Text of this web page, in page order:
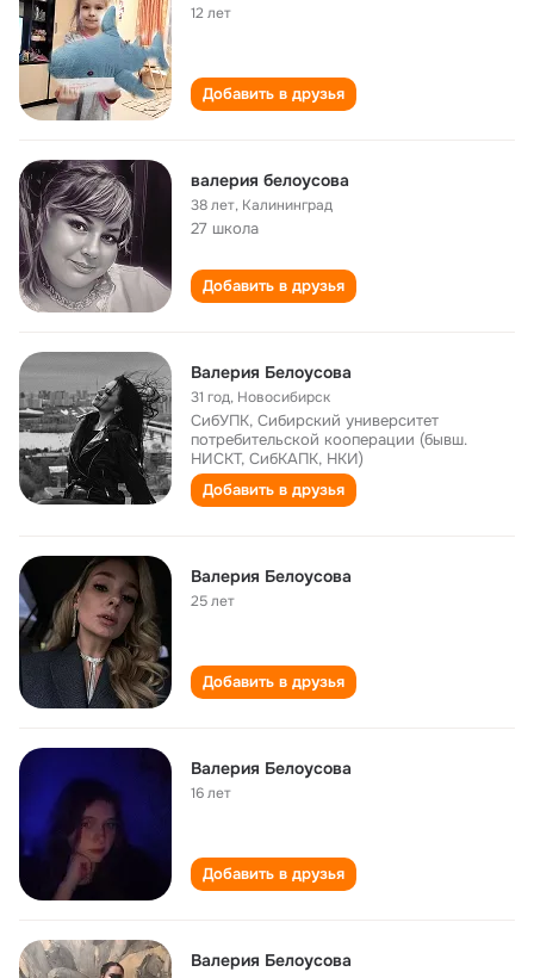
12 лет
Добавить в друзья
валерия белоусова
38 лет, Калининград
27 школа
Добавить в друзья
Валерия Белоусова
31 год, Новосибирск
СибУПК, Сибирский университет
потребительской кооперации (бывш.
НИСКТ, СибКАПК, НКИ)
Добавить в друзья
Валерия Белоусова
25 лет
Добавить в друзья
Валерия Белоусова
16 лет
Добавить в друзья
Валерия Белоусова